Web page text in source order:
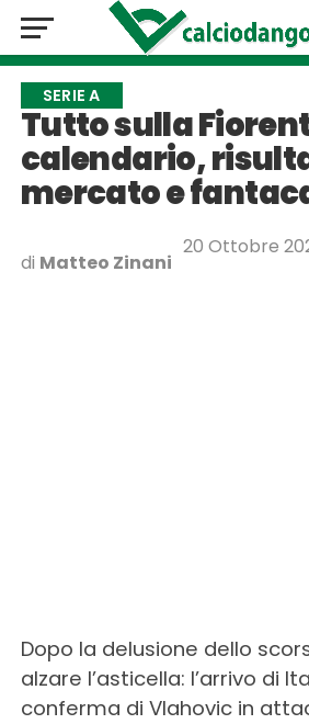
SERIE A
Tutto sulla
calendario,
mercato e
di Matteo Zinani
20 Ottobre
Dopo la delusione dello
alzare l’asticella: l’arrivo di
conferma di Vlahovic in